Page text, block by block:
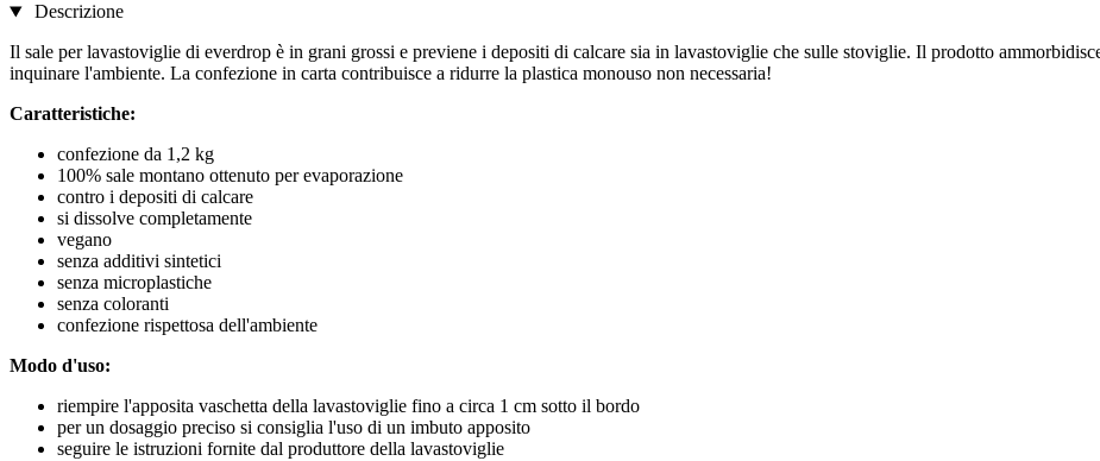
Descrizione
Il sale per lavastoviglie di everdrop è in grani grossi e previene i depositi di calcare sia in lavastoviglie che sulle stoviglie. Il prodotto
inquinare l'ambiente. La confezione in carta contribuisce a ridurre la plastica monouso non necessaria!
Caratteristiche:
confezione da 1,2 kg
100% sale montano ottenuto per evaporazione
contro i depositi di calcare
si dissolve completamente
vegano
senza additivi sintetici
senza microplastiche
senza coloranti
confezione rispettosa dell'ambiente
Modo d'uso:
riempire l'apposita vaschetta della lavastoviglie fino a circa 1 cm sotto il bordo
per un dosaggio preciso si consiglia l'uso di un imbuto apposito
seguire le istruzioni fornite dal produttore della lavastoviglie